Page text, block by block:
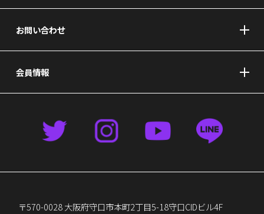
お問い合わせ
会員情報
〒570-0028 大阪府守口市本町2丁目5-18守口CIDビル4F